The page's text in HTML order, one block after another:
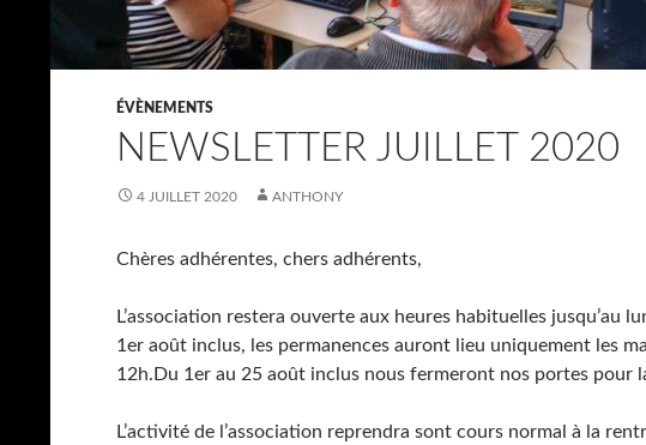
ÉVÈNEMENTS
NEWSLETTER JUILLET 2020
4 JUILLET 2020 ANTHONY
Chères adhérentes, chers adhérents,
L’association restera ouverte aux heures habituelles
1er août inclus, les permanences auront lieu uniquement les
12h.Du 1er au 25 août inclus nous fermeront nos portes pour
L’activité de l’association reprendra sont cours normal à la